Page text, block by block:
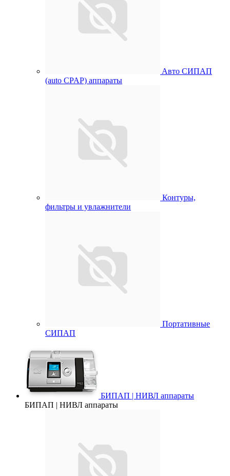
Aвто СИПАП
(auto CPAP) аппараты
Контуры,
фильтры и увлажнители
Портативные
СИПАП
БИПАП | НИВЛ аппараты
БИПАП | НИВЛ аппараты